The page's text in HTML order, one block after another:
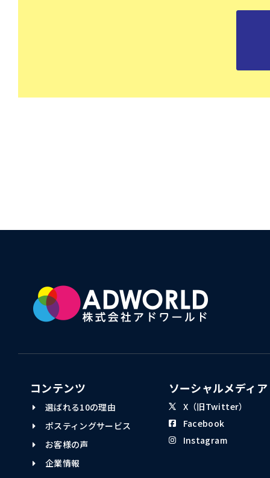
コンテンツ
選ばれる10の理由
ポスティングサービス
お客様の声
企業情報
ソーシャルメディア
X（旧Twitter）
Facebook
Instagram